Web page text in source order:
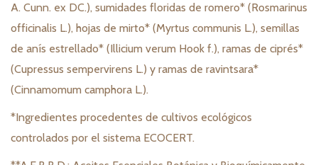
A. Cunn. ex DC.), sumidades floridas de romero* (Rosmarinus
officinalis L.), hojas de mirto* (Myrtus communis L.), semillas
de anís estrellado* (Illicium verum Hook f.), ramas de ciprés*
(Cupressus sempervirens L.) y ramas de ravintsara*
(Cinnamomum camphora L.).
*Ingredientes procedentes de cultivos ecológicos
controlados por el sistema ECOCERT.